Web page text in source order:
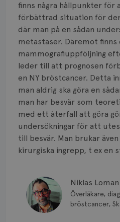
finns några hållpunkter
förbättrad situation för
där man på en sådan
metastaser. Däremot
mammografiuppföljning
leder till att prognosen
en NY bröstcancer. Detta
man aldrig ska göra en
man har besvär som
med ett återfall att göra
undersökningar för att
till besvär. Man brukar
kirurgiska ingrepp, t ex en
Niklas Loman
Överläkare,
bröstcancer,